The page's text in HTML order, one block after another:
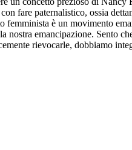
fare paternalistico, ossia
è un movimento
nostra emancipazione.
rievocarle, dobbiamo